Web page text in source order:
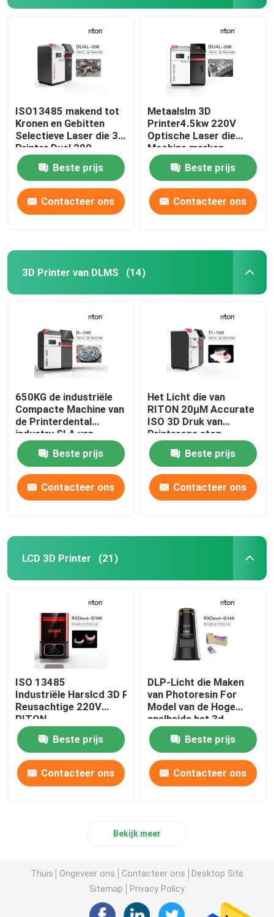
ISO13485 makend tot
Kronen en Gebitten
Selectieve Laser die 3d
Printer Dual 200
smelten
Beste prijs
Contacteer ons
Metaalslm 3D
Printer4.5kw 220V
Optische Laser die
Machine merken
Beste prijs
Contacteer ons
3D Printer van DLMS (14)
650KG de industriële
Compacte Machine van
de Printerdental
industry SLA van
DLMS 3D
Beste prijs
Contacteer ons
Het Licht die van
RITON 20μM Accurate
ISO 3D Druk van
Printerone stop
denture genezen
Beste prijs
Contacteer ons
LCD 3D Printer (21)
ISO 13485
Industriële Harslcd 3D Printer Automatische
Reusachtige 220V
RITON
Beste prijs
Contacteer ons
DLP-Licht die Maken
van Photoresin For
Model van de Hoge
snelheids het 3d
Printer genezen
Beste prijs
Contacteer ons
Bekijk meer
Thuis Ongeveer ons Contacteer ons
Desktop Site
Sitemap
Privacy Policy